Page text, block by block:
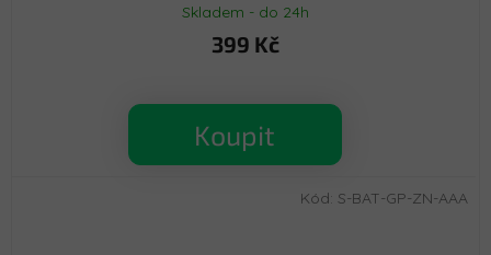
Skladem - do 24h
399 Kč
Koupit
Kód: S-BAT-GP-ZN-AAA